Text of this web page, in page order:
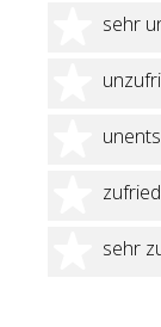
sehr
1
2
3
4
sehr
5